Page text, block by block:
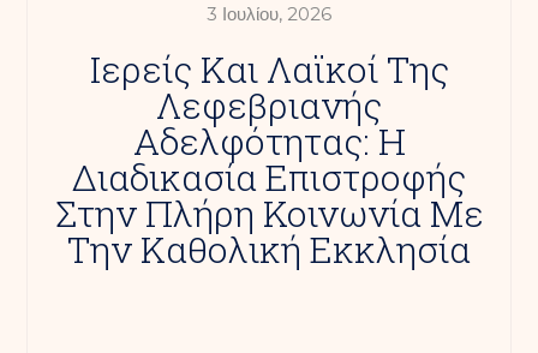
3 Ιουλίου, 2026
Ιερείς Και Λαϊκοί Της
Λεφεβριανής
Αδελφότητας: Η
Διαδικασία Επιστροφής
Στην Πλήρη Κοινωνία Με
Την Καθολική Εκκλησία